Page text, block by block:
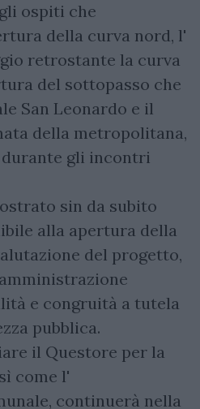
ospiti che
della curva nord, l'
retrostante la curva
del sottopasso che
San Leonardo e il
della metropolitana,
gli incontri
sin da subito
alla apertura della
del progetto,
e congruità a tutela
pubblica.
il Questore per la
come l'
continuerà nella